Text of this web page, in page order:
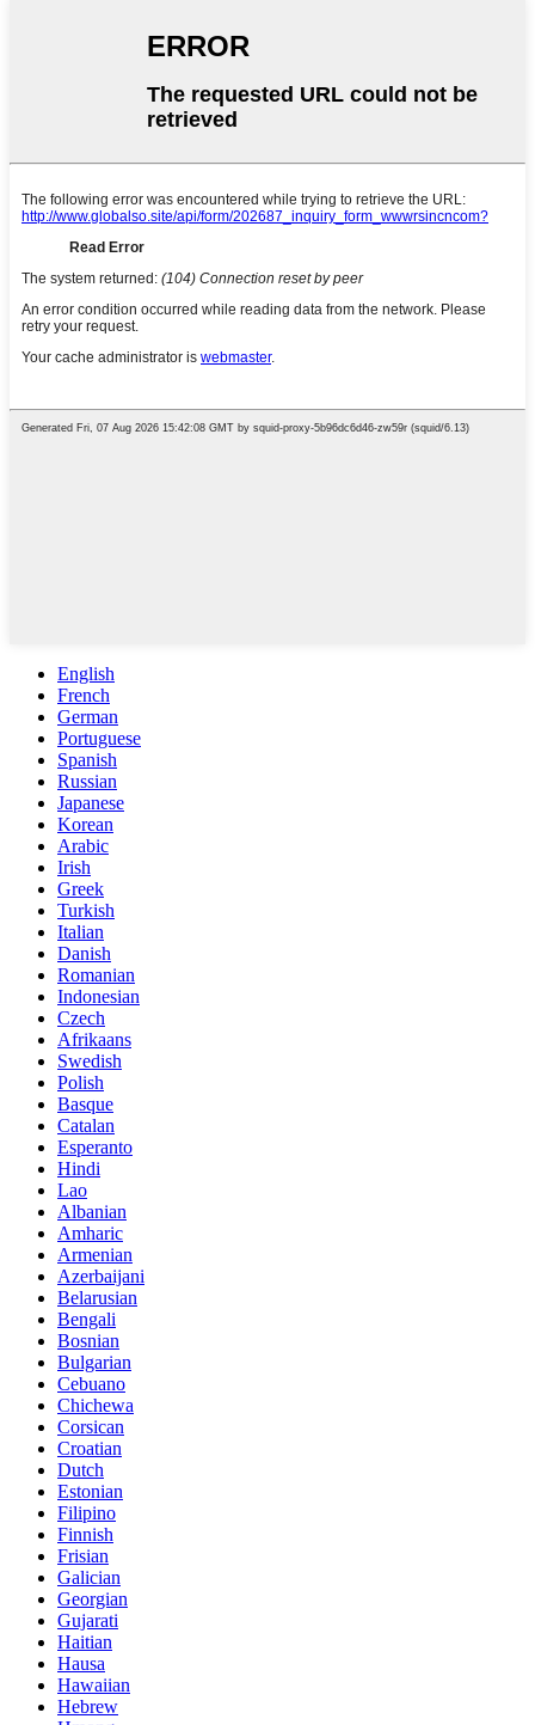
English
French
German
Portuguese
Spanish
Russian
Japanese
Korean
Arabic
Irish
Greek
Turkish
Italian
Danish
Romanian
Indonesian
Czech
Afrikaans
Swedish
Polish
Basque
Catalan
Esperanto
Hindi
Lao
Albanian
Amharic
Armenian
Azerbaijani
Belarusian
Bengali
Bosnian
Bulgarian
Cebuano
Chichewa
Corsican
Croatian
Dutch
Estonian
Filipino
Finnish
Frisian
Galician
Georgian
Gujarati
Haitian
Hausa
Hawaiian
Hebrew